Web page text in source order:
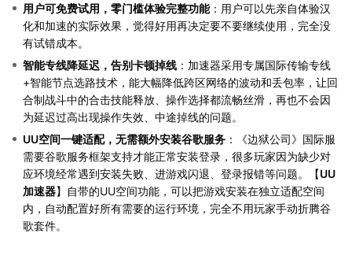
用户可免费试用，零门槛体验完整功能：用户可以先亲自体验汉
化和加速的实际效果，觉得好用再决定要不要继续使用，完全没
有试错成本。
智能专线降延迟，告别卡顿掉线 ：加速器采用专属国际传输专线
+智能节点选路技术，能大幅降低跨区网络的波动和丢包率，让回
合制战斗中的合击技能释放、操作选择都流畅丝滑，再也不会因
为延迟过高出现操作失效、中途掉线的问题。
UU空间一键适配，无需额外安装谷歌服务 ：《边狱公司》国际服
需要谷歌服务框架支持才能正常安装登录，很多玩家因为缺少对
应环境经常遇到安装失败、进游戏闪退、登录报错等问题。【UU
加速器】自带的UU空间功能，可以把游戏安装在独立适配空间
内，自动配置好所有需要的运行环境，完全不用玩家手动折腾谷
歌套件。